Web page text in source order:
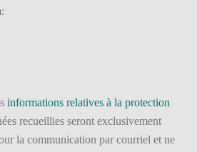
informations relatives à la protection
recueillies seront exclusivement
la communication par courriel et ne